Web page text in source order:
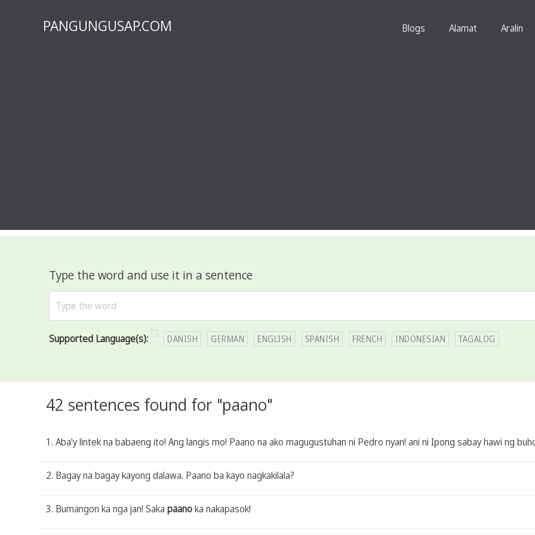
PANGUNGUSAP.COM Blogs Alamat Aralin
Type the word and use it in a sentence
Supported Language(s): DANISH GERMAN ENGLISH SPANISH FRENCH INDONESIAN TAGALOG
42 sentences found for "paano"
1. Aba'y lintek na babaeng ito! Ang langis mo! Paano na ako magugustuhan ni Pedro nyan! ani ni Ipong sabay hawi ng
2. Bagay na bagay kayong dalawa. Paano ba kayo nagkakilala?
3. Bumangon ka nga jan! Saka paanoka nakapasok!